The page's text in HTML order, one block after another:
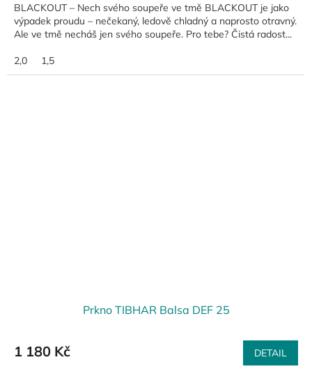
BLACKOUT – Nech svého soupeře ve tmě BLACKOUT je jako
výpadek proudu – nečekaný, ledově chladný a naprosto otravný.
Ale ve tmě necháš jen svého soupeře. Pro tebe? Čistá radost...
2,0 1,5
Prkno TIBHAR Balsa DEF 25
1 180 Kč DETAIL